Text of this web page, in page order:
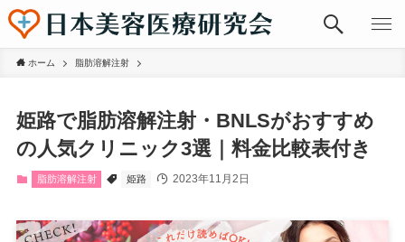
ホーム 脂肪溶解注射
姫路で脂肪溶解注射・BNLSがおすすめ
の人気クリニック3選｜料金比較表付き
脂肪溶解注射 姫路 2023年11月2日